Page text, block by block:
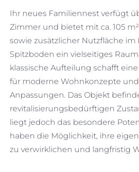
Ihr neues Familiennest verfügt
Zimmer und bietet mit ca. 105
sowie zusätzlicher Nutzfläche im
Spitzboden ein vielseitiges
klassische Aufteilung schafft
für moderne Wohnkonzepte
Anpassungen. Das Objekt
revitalisierungsbedürftigen
liegt jedoch das besondere
haben die Möglichkeit, ihre
zu verwirklichen und langfristig